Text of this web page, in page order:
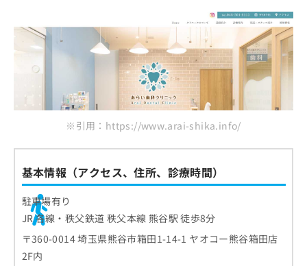
※引用：https://www.arai-shika.info/
基本情報（アクセス、住所、診療時間）
駐車場有り
JR 各線・秩父鉄道 秩父本線 熊谷駅 徒歩8分
〒360-0014 埼玉県熊谷市箱田1-14-1 ヤオコー熊谷箱田店
2F内